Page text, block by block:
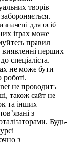
творів
для осіб
іграх може
правил
виявленні перших
спеціаліста.
не може бути
роботі.
не проводить
також сайт не
та інших
з
Будь-
в